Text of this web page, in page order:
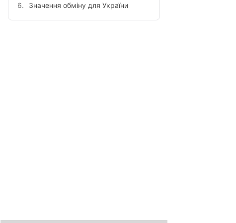
Значення обміну для України